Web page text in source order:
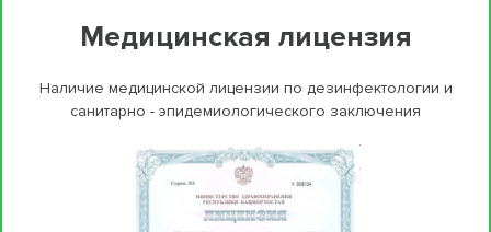
Медицинская лицензия
Наличие медицинской лицензии по дезинфектологии и
санитарно - эпидемиологического заключения